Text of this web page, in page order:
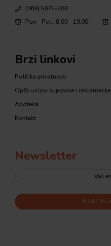
(069) 5675-208
Pon - Pet : 8:00 - 19:00
Brzi linkovi
Politika privatnosti
Opšti uslovi kupovine i reklamacije
Apoteka
Kontakt
Newsletter